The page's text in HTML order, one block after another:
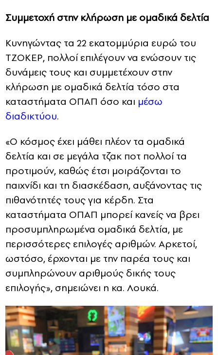
Συμμετοχή στην κλήρωση με ομαδικά δελτία
Κυνηγώντας τα 22 εκατομμύρια ευρώ του
ΤΖΟΚΕΡ, πολλοί επιλέγουν να ενώσουν τις
δυνάμεις τους και συμμετέχουν στην
κλήρωση με ομαδικά δελτία τόσο στα
καταστήματα ΟΠΑΠ όσο και μέσω
διαδικτύου.
«Ο κόσμος έχει μάθει πλέον τα ομαδικά
δελτία και σε μεγάλα τζακ ποτ πολλοί τα
προτιμούν, καθώς έτσι μοιράζονται το
παιχνίδι και τη διασκέδαση, αυξάνοντας τις
πιθανότητές τους για κέρδη. Στα
καταστήματα ΟΠΑΠ μπορεί κανείς να βρει
προσυμπληρωμένα ομαδικά δελτία, με
περισσότερες επιλογές αριθμών. Αρκετοί,
ωστόσο, έρχονται με την παρέα τους και
συμπληρώνουν αριθμούς δικής τους
επιλογής», σημειώνει η κα. Λουκά.